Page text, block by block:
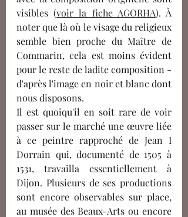
visibles (voir la fiche AGORHA). À
noter que là où le visage du religieux
semble bien proche du Maître de
Commarin, cela est moins évident
pour le reste de ladite composition -
d'après l'image en noir et blanc dont
nous disposons.
Il est quoiqu'il en soit rare de voir
passer sur le marché une œuvre liée
à ce peintre rapproché de Jean I
Dorrain qui, documenté de 1505 à
1531, travailla essentiellement à
Dijon. Plusieurs de ses productions
sont encore observables sur place,
au musée des Beaux-Arts ou encore